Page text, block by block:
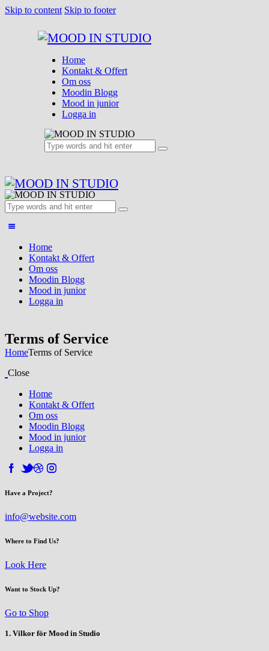
Skip to content Skip to footer
Home
Kontakt & Offert
Om oss
Moodin Blogg
Mood in junior
Logga in
Home
Kontakt & Offert
Om oss
Moodin Blogg
Mood in junior
Logga in
Terms of Service
HomeTerms of Service
Close
Home
Kontakt & Offert
Om oss
Moodin Blogg
Mood in junior
Logga in
Have a Project?
info@website.com
Where to Find Us?
Look Here
Want to Stock Up?
Go to Shop
1. Vilkor för Mood in Studio